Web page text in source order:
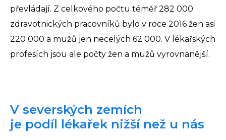
převládají. Z celkového počtu téměř 282 000
zdravotnických pracovníků bylo v roce 2016 žen asi
220 000 a mužů jen necelých 62 000. V lékařských
profesích jsou ale počty žen a mužů vyrovnanější.
V severských zemích
je podíl lékařek nižší než u nás